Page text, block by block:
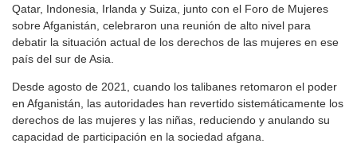
Qatar, Indonesia, Irlanda y Suiza, junto con el Foro de Mujeres
sobre Afganistán, celebraron una reunión de alto nivel para
debatir la situación actual de los derechos de las mujeres en ese
país del sur de Asia.
Desde agosto de 2021, cuando los talibanes retomaron el poder
en Afganistán, las autoridades han revertido sistemáticamente los
derechos de las mujeres y las niñas, reduciendo y anulando su
capacidad de participación en la sociedad afgana.